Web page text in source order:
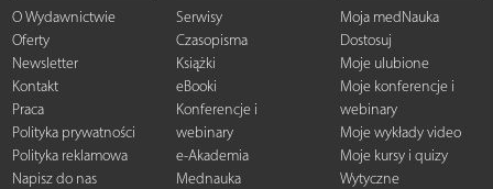
O Wydawnictwie
Oferty
Newsletter
Kontakt
Praca
Polityka prywatności
Polityka reklamowa
Napisz do nas
Serwisy
Czasopisma
Książki
eBooki
Konferencje i
webinary
e-Akademia
Mednauka
Moja medNauka
Dostosuj
Moje ulubione
Moje konferencje i
webinary
Moje wykłady video
Moje kursy i quizy
Wytyczne